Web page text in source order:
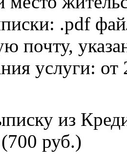
.pdf
почту,
услуги: от
из
руб.)